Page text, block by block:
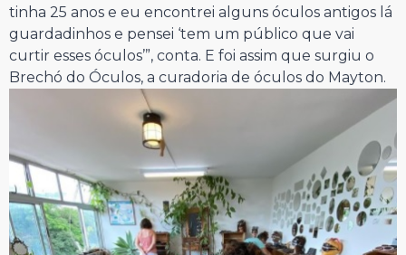
tinha 25 anos e eu encontrei alguns óculos antigos lá
guardadinhos e pensei ‘tem um público que vai
curtir esses óculos’”, conta. E foi assim que surgiu o
Brechó do Óculos, a curadoria de óculos do Mayton.